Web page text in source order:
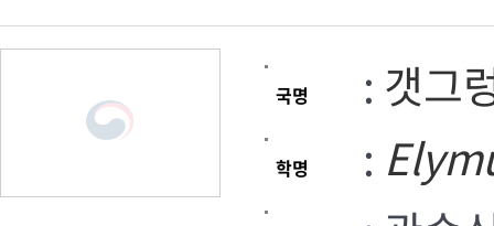
국명 : 갯그
학명 :